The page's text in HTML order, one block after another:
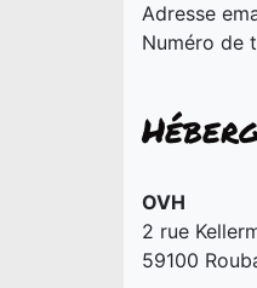
Adresse
Numéro de
OVH
2 rue
59100